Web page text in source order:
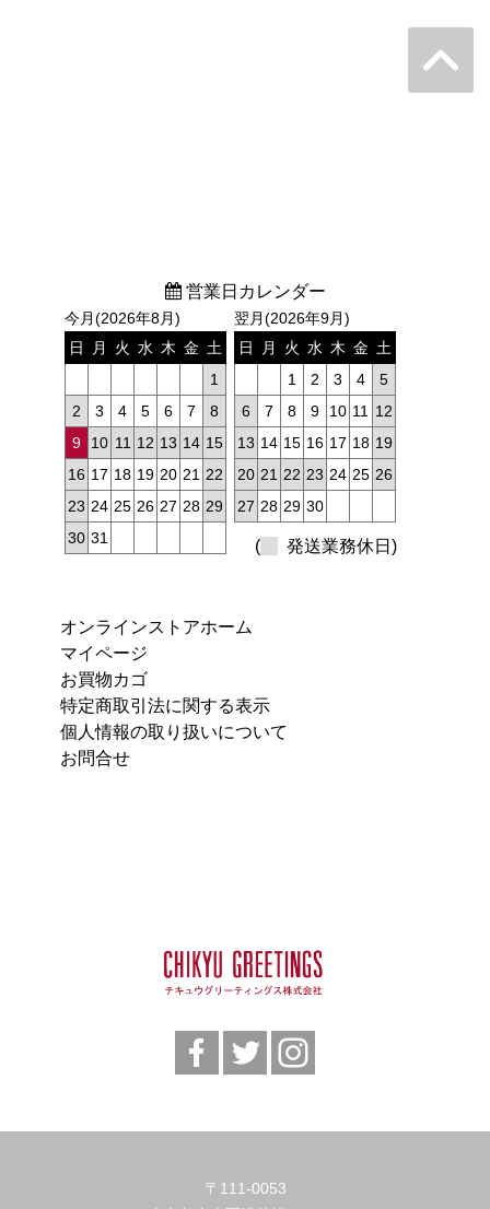
営業日カレンダー
今月(2026年8月)
日
月 火 水 木 金 土
1
2
3 4 5 6 7
8
9
10 11 12 13 14 15
16 17 18 19 20 21 22
23 24 25 26 27 28 29
30 31
翌月(2026年9月)
日
月 火 水 木 金 土
1
2 3 4
5
6
7 8 9 10 11
12
13 14 15 16 17 18 19
20 21 22 23 24 25 26
27 28 29 30
( 発送業務休日)
オンラインストアホーム
マイページ
お買物カゴ
特定商取引法に関する表示
個人情報の取り扱いについて
お問合せ
〒111-0053